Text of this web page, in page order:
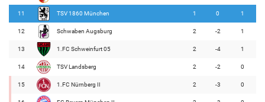
11 TSV 1860 München 1 0 1
12 Schwaben Augsburg 2 -2 1
13 1.FC Schweinfurt 05 2 -4 1
14 TSV Landsberg 2 -2 0
15 1.FC Nürnberg II 2 -3 0